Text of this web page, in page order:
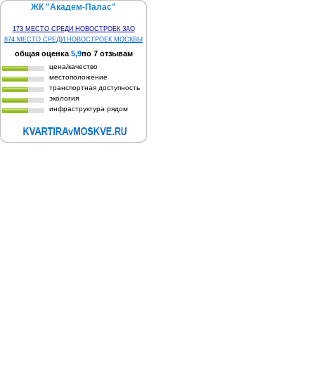
ЖК "Академ-Палас"
цена/качество
местоположение
транспортная доступность
экология
инфраструктура рядом
общая оценка 5,9по 7отзывам
874 МЕСТО СРЕДИ НОВОСТРОЕК МОСКВЫ
173 МЕСТО СРЕДИ НОВОСТРОЕК ЗАО